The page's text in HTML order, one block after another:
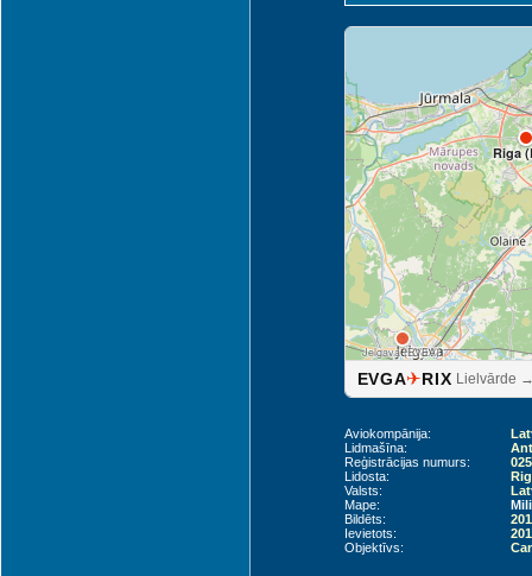
Jelgava (EVEA)
Riga
EVGA✈RIX Lielvārde
Aviokompānija:
Lidmašīna:
Reģistrācijas numurs:
025
Lidosta:
Valsts:
Mape:
Bildēts:
Ievietots:
Objektīvs: